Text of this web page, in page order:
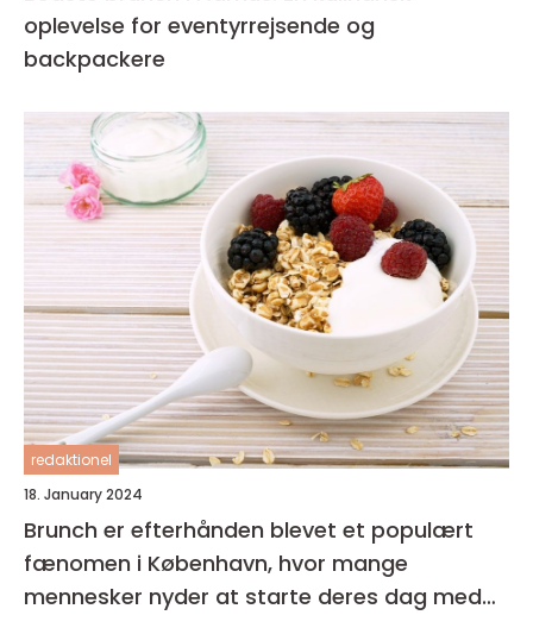
oplevelse for eventyrrejsende og
backpackere
redaktionel
18. January 2024
Brunch er efterhånden blevet et populært
fænomen i København, hvor mange
mennesker nyder at starte deres dag med